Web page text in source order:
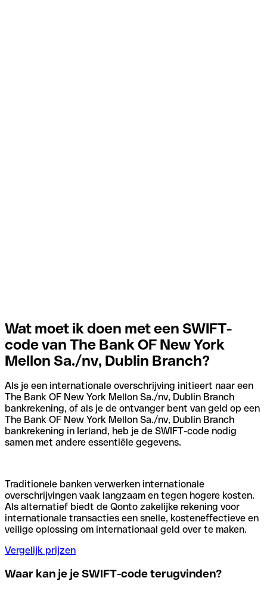
Wat moet ik doen met een SWIFT-
code van The Bank OF New York
Mellon Sa./nv, Dublin Branch?
Als je een internationale overschrijving initieert naar een
The Bank OF New York Mellon Sa./nv, Dublin Branch
bankrekening, of als je de ontvanger bent van geld op een
The Bank OF New York Mellon Sa./nv, Dublin Branch
bankrekening in Ierland, heb je de SWIFT-code nodig
samen met andere essentiële gegevens.
Traditionele banken verwerken internationale
overschrijvingen vaak langzaam en tegen hogere kosten.
Als alternatief biedt de Qonto zakelijke rekening voor
internationale transacties een snelle, kosteneffectieve en
veilige oplossing om internationaal geld over te maken.
Vergelijk prijzen
Waar kan je je SWIFT-code terugvinden?